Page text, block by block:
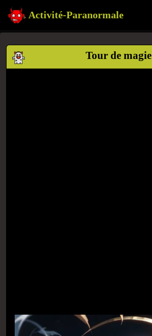
Activité-Paranormale
Tour de magie